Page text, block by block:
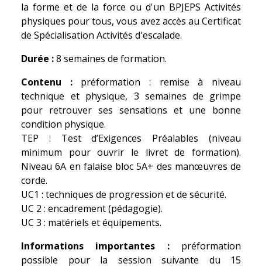
la forme et de la force ou d'un BPJEPS Activités
physiques pour tous, vous avez accès au Certificat
de Spécialisation Activités d'escalade.
Durée :8 semaines de formation.
Contenu :préformation : remise à niveau
technique et physique, 3 semaines de grimpe
pour retrouver ses sensations et une bonne
condition physique.
TEP : Test d’Exigences Préalables (niveau
minimum pour ouvrir le livret de formation).
Niveau 6A en falaise bloc 5A+ des manœuvres de
corde.
UC1 : techniques de progression et de sécurité.
UC 2 : encadrement (pédagogie).
UC 3 : matériels et équipements.
Informations importantes :préformation
possible pour la session suivante du 15